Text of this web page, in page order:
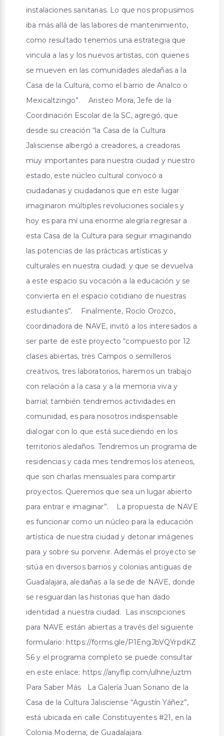
instalaciones sanitarias. Lo que nos propusimos
iba más allá de las labores de mantenimiento,
como resultado tenemos una estrategia que
vincula a las y los nuevos artistas, con quienes
se mueven en las comunidades aledañas a la
Casa de la Cultura, como el barrio de Analco o
Mexicaltzingo”. Aristeo Mora, Jefe de la
Coordinación Escolar de la SC, agregó, que
desde su creación “la Casa de la Cultura
Jalisciense albergó a creadores, a creadoras
muy importantes para nuestra ciudad y nuestro
estado, este núcleo cultural convocó a
ciudadanas y ciudadanos que en este lugar
imaginaron múltiples revoluciones sociales y
hoy es para mí una enorme alegría regresar a
esta Casa de la Cultura para seguir imaginando
las potencias de las prácticas artísticas y
culturales en nuestra ciudad; y que se devuelva
a este espacio su vocación a la educación y se
convierta en el espacio cotidiano de nuestras
estudiantes”. Finalmente, Rocío Orozco,
coordinadora de NAVE, invitó a los interesados a
ser parte de este proyecto “compuesto por 12
clases abiertas, tres Campos o semilleros
creativos, tres laboratorios, haremos un trabajo
con relación a la casa y a la memoria viva y
barrial; también tendremos actividades en
comunidad, es para nosotros indispensable
dialogar con lo que está sucediendo en los
territorios aledaños. Tendremos un programa de
residencias y cada mes tendremos los ateneos,
que son charlas mensuales para compartir
proyectos. Queremos que sea un lugar abierto
para entrar e imaginar”. La propuesta de NAVE
es funcionar como un núcleo para la educación
artística de nuestra ciudad y detonar imágenes
para y sobre su porvenir. Además el proyecto se
sitúa en diversos barrios y colonias antiguas de
Guadalajara, aledañas a la sede de NAVE, donde
se resguardan las historias que han dado
identidad a nuestra ciudad. Las inscripciones
para NAVE están abiertas a través del siguiente
formulario: https://forms.gle/P1EngJbVQYrpdKZ
S6 y el programa completo se puede consultar
en este enlace: https://anyflip.com/ulhne/uztm
Para Saber Más La Galería Juan Soriano de la
Casa de la Cultura Jalisciense “Agustín Yáñez”,
está ubicada en calle Constituyentes #21, en la
Colonia Moderna, de Guadalajara.